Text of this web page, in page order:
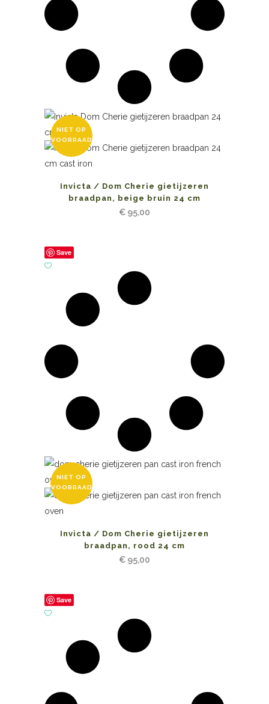
NIET OP
VOORRAAD
Invicta / Dom Cherie gietijzeren
braadpan, beige bruin 24 cm
€ 95,00
Save
NIET OP
VOORRAAD
Invicta / Dom Cherie gietijzeren
braadpan, rood 24 cm
€ 95,00
Save